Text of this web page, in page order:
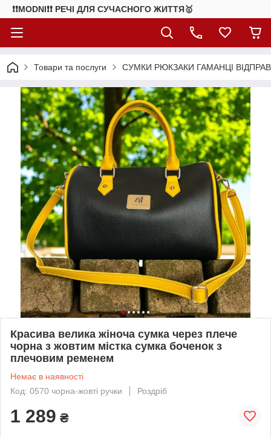
❗❗MODNI❗❗ РЕЧІ ДЛЯ СУЧАСНОГО ЖИТТЯ🥇
Товари та послуги СУМКИ РЮКЗАКИ ГАМАНЦІ
Красива велика жіноча сумка через плече
чорна з жовтим містка сумка боченок з
плечовим ременем
Немає в наявності
Код: 0570 чорна-жовті ручки
Роздріб
1 289 ₴